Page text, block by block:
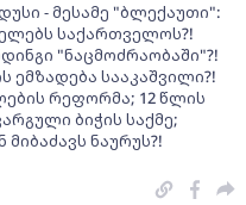
- მესამე "ბლექაუთი":
საქართველოს?!
"ნაცმოძრაობაში"?!
ემზადება სააკაშვილი?!
რეფორმა; 12 წლის
ბიჭის საქმე;
ნაურუს?!